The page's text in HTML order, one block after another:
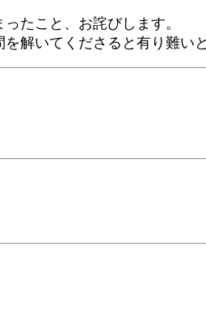
たこと、お詫びします。
解いてくださると有り難い